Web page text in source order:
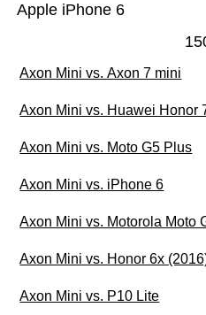
Apple iPhone 6
Axon Mini vs. Axon 7 mini
Axon Mini vs. Huawei Honor
Axon Mini vs. Moto G5 Plus
Axon Mini vs. iPhone 6
Axon Mini vs. Motorola Moto
Axon Mini vs. Honor 6x
Axon Mini vs. P10 Lite